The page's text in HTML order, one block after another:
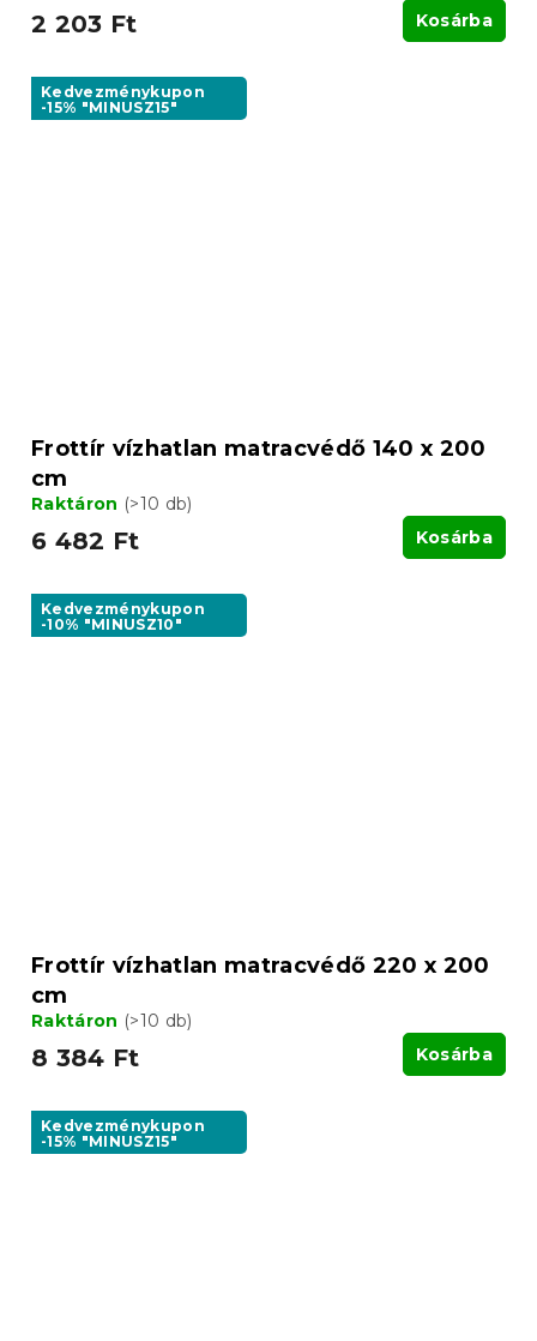
2 203 Ft Kosárba
Kedvezménykupon
-15% "MINUSZ15"
Frottír vízhatlan matracvédő 140 x 200
cm
Raktáron (>10 db)
6 482 Ft Kosárba
Kedvezménykupon
-10% "MINUSZ10"
Frottír vízhatlan matracvédő 220 x 200
cm
Raktáron (>10 db)
8 384 Ft Kosárba
Kedvezménykupon
-15% "MINUSZ15"